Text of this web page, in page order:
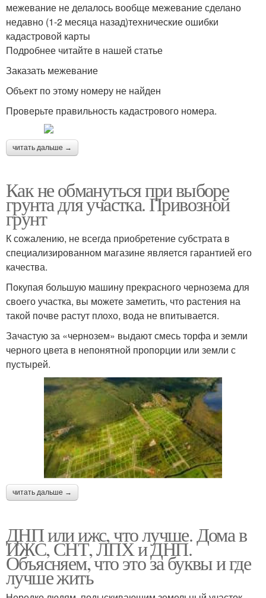
межевание не делалось вообще межевание сделано
недавно (1-2 месяца назад)технические ошибки
кадастровой карты
Подробнее читайте в нашей статье
Заказать межевание
Объект по этому номеру не найден
Проверьте правильность кадастрового номера.
читать дальше →
Как не обмануться при выборе
грунта для участка. Привозной
грунт
К сожалению, не всегда приобретение субстрата в
специализированном магазине является гарантией его
качества.
Покупая большую машину прекрасного чернозема для
своего участка, вы можете заметить, что растения на
такой почве растут плохо, вода не впитывается.
Зачастую за «чернозем» выдают смесь торфа и земли
черного цвета в непонятной пропорции или земли с
пустырей.
читать дальше →
ДНП или ижс, что лучше. Дома в
ИЖС, СНТ, ЛПХ и ДНП.
Объясняем, что это за буквы и где
лучше жить